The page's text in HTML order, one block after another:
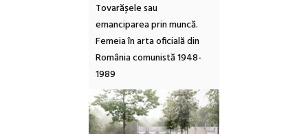
Tovarășele sau
emanciparea prin muncă.
Femeia în arta oficială din
România comunistă 1948-
1989